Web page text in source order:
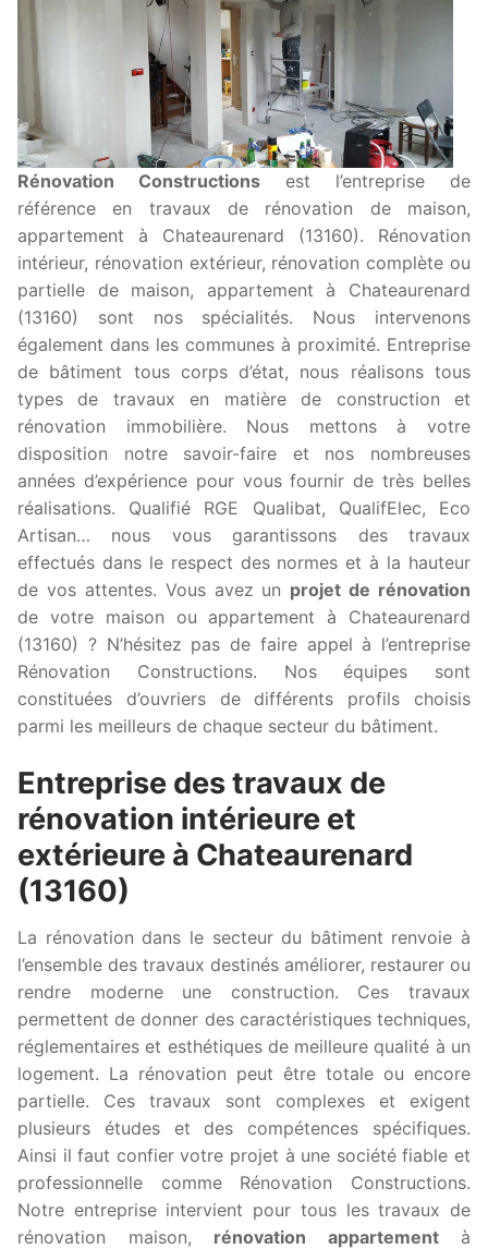
Rénovation Constructions est l’entreprise de
référence en travaux de rénovation de maison,
appartement à Chateaurenard (13160). Rénovation
intérieur, rénovation extérieur, rénovation complète ou
partielle de maison, appartement à Chateaurenard
(13160) sont nos spécialités. Nous intervenons
également dans les communes à proximité. Entreprise
de bâtiment tous corps d’état, nous réalisons tous
types de travaux en matière de construction et
rénovation immobilière. Nous mettons à votre
disposition notre savoir-faire et nos nombreuses
années d’expérience pour vous fournir de très belles
réalisations. Qualifié RGE Qualibat, QualifElec, Eco
Artisan… nous vous garantissons des travaux
effectués dans le respect des normes et à la hauteur
de vos attentes. Vous avez un projet de rénovation
de votre maison ou appartement à Chateaurenard
(13160) ? N’hésitez pas de faire appel à l’entreprise
Rénovation Constructions. Nos équipes sont
constituées d’ouvriers de différents profils choisis
parmi les meilleurs de chaque secteur du bâtiment.
Entreprise des travaux de
rénovation intérieure et
extérieure à Chateaurenard
(13160)
La rénovation dans le secteur du bâtiment renvoie à
l’ensemble des travaux destinés améliorer, restaurer ou
rendre moderne une construction. Ces travaux
permettent de donner des caractéristiques techniques,
réglementaires et esthétiques de meilleure qualité à un
logement. La rénovation peut être totale ou encore
partielle. Ces travaux sont complexes et exigent
plusieurs études et des compétences spécifiques.
Ainsi il faut confier votre projet à une société fiable et
professionnelle comme Rénovation Constructions.
Notre entreprise intervient pour tous les travaux de
rénovation maison, rénovation appartementà